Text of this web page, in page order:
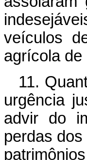
veículos
agrícola de
11.
urgência
advir do
perdas